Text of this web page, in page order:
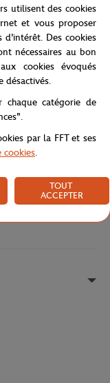
Lacoste et ses
et chic. Son
et d'une poche
et de garder ses
et responsable, à
facilement dans
utilisent des cookies
et vous proposer
d'intérêt. Des cookies
nécessaires au bon
cookies évoqués
désactivés.
chaque catégorie de
par la FFT et ses
cookies.
TOUT
ACCEPTER